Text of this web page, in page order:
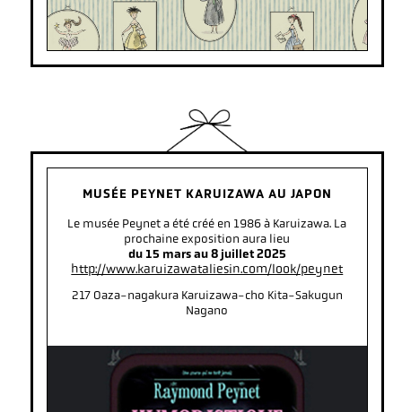
MUSÉE PEYNET KARUIZAWA AU JAPON
Le musée Peynet a été créé en 1986 à Karuizawa. La
prochaine exposition aura lieu
du 15 mars au 8 juillet 2025
http://www.karuizawataliesin.com/look/peynet
217 Oaza-nagakura Karuizawa-cho Kita-Sakugun
Nagano